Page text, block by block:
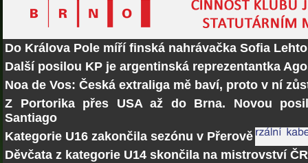
Do Králova Pole míří finská nahrávačka Sofia Lehto
Další posilou KP je argentinská reprezentantka
Noa de Vos: Česká extraliga mě baví, proto v ní
Z Portorika přes USA až do Brna. Novou
Santiago
Kategorie U16 zakončila sezónu v Přerově
Děvčata z kategorie U14 skončila na mistrovství